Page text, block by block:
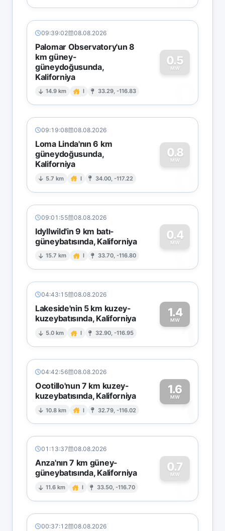
09:39:02 08.08.2026
Palomar Observatory'un 8
km güney-
güneydoğusunda,
Kaliforniya
14.9 km I 33.29, -116.83
0.5
MW
0
09:19:08 08.08.2026
Loma Linda'nın 6 km
güneydoğusunda,
Kaliforniya
5.7 km I 34.00, -117.22
0.8
MW
0
09:01:55 08.08.2026
Idyllwild'in 9 km batı-
güneybatısında, Kaliforniya
15.7 km I 33.70, -116.80
0.4
MW
0
04:43:15 08.08.2026
Lakeside'nin 5 km kuzey-
kuzeybatısında, Kaliforniya
5.0 km I 32.90, -116.95
1.4
MW1
04:42:56 08.08.2026
Ocotillo'nun 7 km kuzey-
kuzeybatısında, Kaliforniya
10.8 km I 32.79, -116.02
1.6
MW1
01:13:37 08.08.2026
Anza'nın 7 km güney-
güneybatısında, Kaliforniya
11.6 km I 33.50, -116.70
0.7
MW
0
00:37:12 08.08.2026